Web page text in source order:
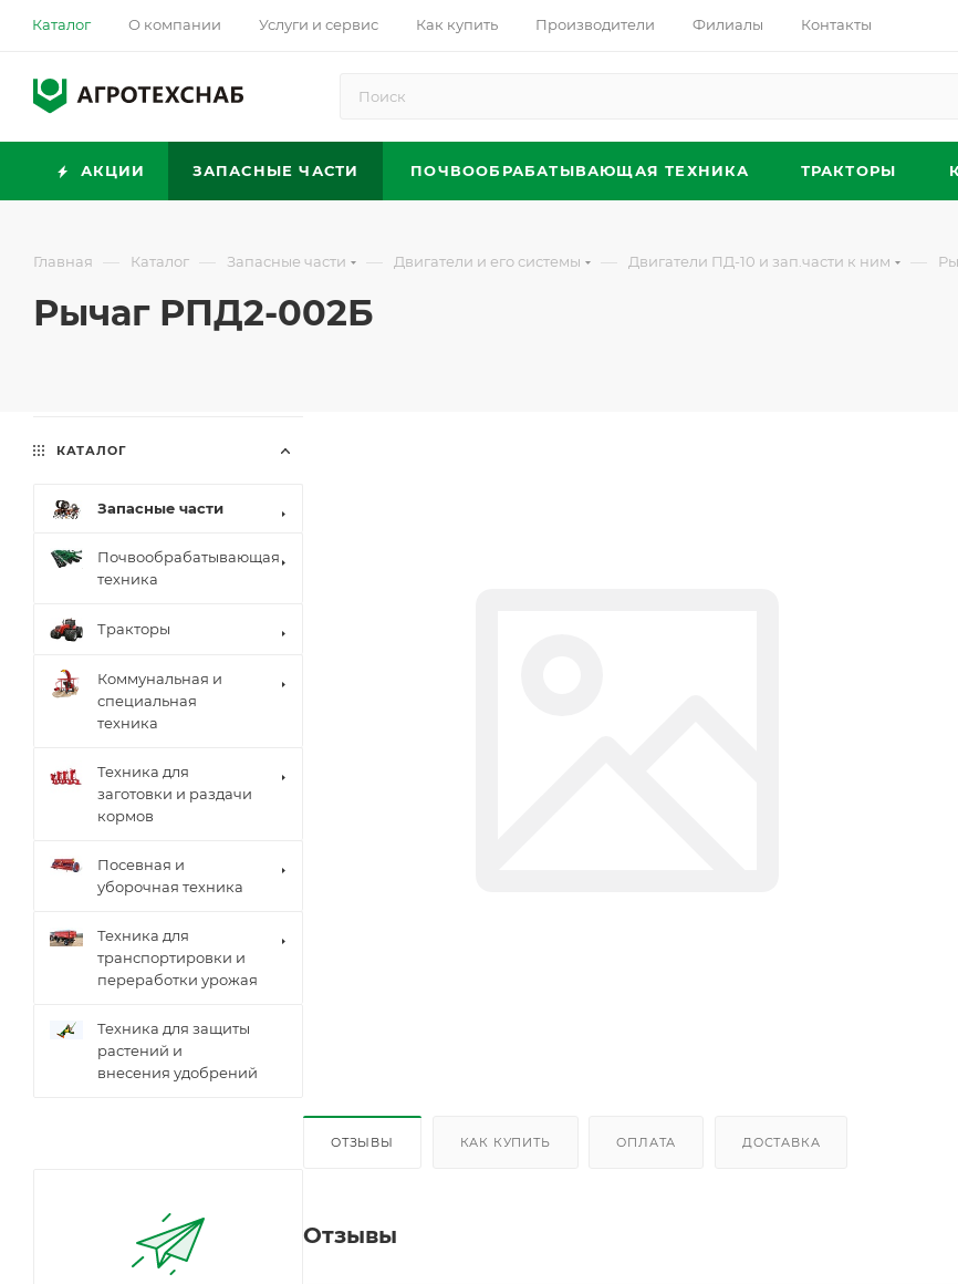
Каталог О компании Услуги и сервис Как купить Производители Филиалы Контакты
АКЦИИ ЗАПАСНЫЕ ЧАСТИ ПОЧВООБРАБАТЫВАЮЩАЯ ТЕХНИКА ТРАКТОРЫ
Главная — Каталог — Запасные части — Двигатели и его системы — Двигатели ПД-10 и зап.части к ним —
Рычаг РПД2-002Б
ОТЗЫВЫ КАК КУПИТЬ ОПЛАТА ДОСТАВКА
Отзывы
КАТАЛОГ
Запасные части
Почвообрабатывающая
техника
Тракторы
Коммунальная и
специальная
техника
Техника для
заготовки и раздачи
кормов
Посевная и
уборочная техника
Техника для
транспортировки и
переработки урожая
Техника для защиты
растений и
внесения удобрений